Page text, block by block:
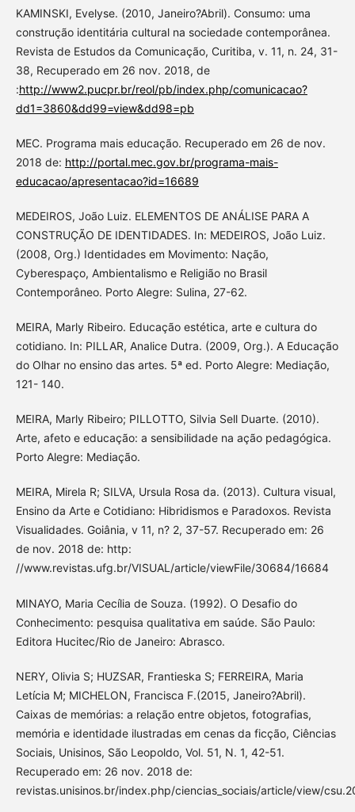
KAMINSKI, Evelyse. (2010, Janeiro?Abril). Consumo: uma
construção identitária cultural na sociedade contemporânea.
Revista de Estudos da Comunicação, Curitiba, v. 11, n. 24, 31-
38, Recuperado em 26 nov. 2018, de
:http://www2.pucpr.br/reol/pb/index.php/comunicacao?
dd1=3860&dd99=view&dd98=pb
MEC. Programa mais educação. Recuperado em 26 de nov.
2018 de: http://portal.mec.gov.br/programa-mais-
educacao/apresentacao?id=16689
MEDEIROS, João Luiz. ELEMENTOS DE ANÁLISE PARA A
CONSTRUÇÃO DE IDENTIDADES. In: MEDEIROS, João Luiz.
(2008, Org.) Identidades em Movimento: Nação,
Cyberespaço, Ambientalismo e Religião no Brasil
Contemporâneo. Porto Alegre: Sulina, 27-62.
MEIRA, Marly Ribeiro. Educação estética, arte e cultura do
cotidiano. In: PILLAR, Analice Dutra. (2009, Org.). A Educação
do Olhar no ensino das artes. 5ª ed. Porto Alegre: Mediação,
121- 140.
MEIRA, Marly Ribeiro; PILLOTTO, Silvia Sell Duarte. (2010).
Arte, afeto e educação: a sensibilidade na ação pedagógica.
Porto Alegre: Mediação.
MEIRA, Mirela R; SILVA, Ursula Rosa da. (2013). Cultura visual,
Ensino da Arte e Cotidiano: Hibridismos e Paradoxos. Revista
Visualidades. Goiânia, v 11, n? 2, 37-57. Recuperado em: 26
de nov. 2018 de: http:
//www.revistas.ufg.br/VISUAL/article/viewFile/30684/16684
MINAYO, Maria Cecília de Souza. (1992). O Desafio do
Conhecimento: pesquisa qualitativa em saúde. São Paulo:
Editora Hucitec/Rio de Janeiro: Abrasco.
NERY, Olivia S; HUZSAR, Frantieska S; FERREIRA, Maria
Letícia M; MICHELON, Francisca F.(2015, Janeiro?Abril).
Caixas de memórias: a relação entre objetos, fotografias,
memória e identidade ilustradas em cenas da ficção, Ciências
Sociais, Unisinos, São Leopoldo, Vol. 51, N. 1, 42-51.
Recuperado em: 26 nov. 2018 de:
revistas.unisinos.br/index.php/ciencias_sociais/article/view/